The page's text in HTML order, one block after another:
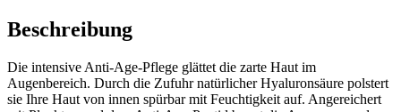
Beschreibung
Die intensive Anti-Age-Pflege glättet die zarte Haut im
Augenbereich. Durch die Zufuhr natürlicher Hyaluronsäure polstert
sie Ihre Haut von innen spürbar mit Feuchtigkeit auf. Angereichert